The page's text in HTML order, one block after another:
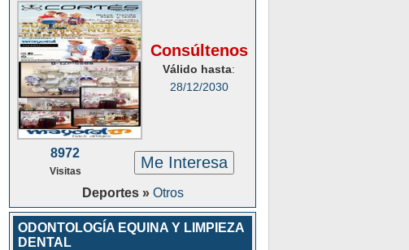
Consúltenos
Válido hasta:
28/12/2030
8972
Visitas Me Interesa
Deportes » Otros
ODONTOLOGÍA EQUINA Y LIMPIEZA
DENTAL